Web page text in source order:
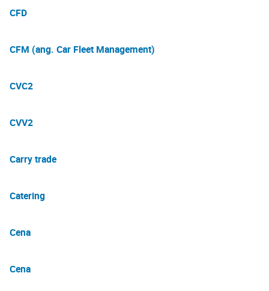
CFD
CFM (ang. Car Fleet Management)
CVC2
CVV2
Carry trade
Catering
Cena
Cena